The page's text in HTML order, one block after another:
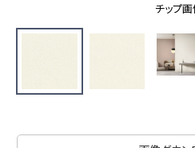
サンプル・カタログ請求／お問い合わせ（
会社情報
チップ